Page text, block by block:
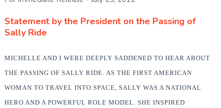
Statement by the President on the Passing of
Sally Ride
MICHELLE AND I WERE DEEPLY SADDENED TO HEAR ABOUT
THE PASSING OF SALLY RIDE. AS THE FIRST AMERICAN
WOMAN TO TRAVEL INTO SPACE, SALLY WAS A NATIONAL
HERO AND A POWERFUL ROLE MODEL. SHE INSPIRED